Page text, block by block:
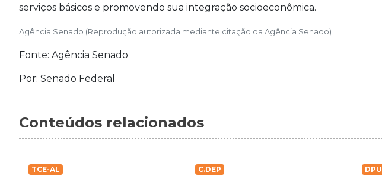
serviços básicos e promovendo sua integração socioeconômica.
Agência Senado (Reprodução autorizada mediante citação da Agência Senado)
Fonte: Agência Senado
Por: Senado Federal
Conteúdos relacionados
TCE-AL C.DEP DPU